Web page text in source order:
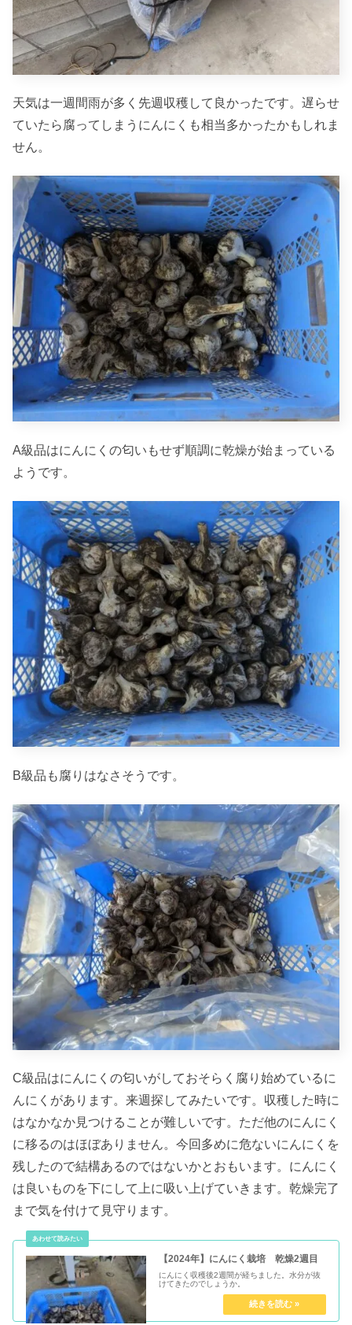
天気は一週間雨が多く先週収穫して良かったです。遅らせ
ていたら腐ってしまうにんにくも相当多かったかもしれま
せん。
A級品はにんにくの匂いもせず順調に乾燥が始まっている
ようです。
B級品も腐りはなさそうです。
C級品はにんにくの匂いがしておそらく腐り始めているに
んにくがあります。来週探してみたいです。収穫した時に
はなかなか見つけることが難しいです。ただ他のにんにく
に移るのはほぼありません。今回多めに危ないにんにくを
残したので結構あるのではないかとおもいます。にんにく
は良いものを下にして上に吸い上げていきます。乾燥完了
まで気を付けて見守ります。
【2024年】にんにく栽培 乾燥2週目
にんにく収穫後2週間が経ちました。水分が抜
けてきたのでしょうか。